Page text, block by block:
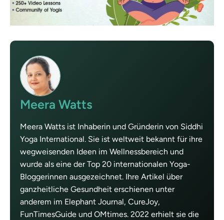
Meera Watts
Meera Watts ist Inhaberin und Gründerin von Siddhi
Yoga International. Sie ist weltweit bekannt für ihre
wegweisenden Ideen im Wellnessbereich und
wurde als eine der Top 20 internationalen Yoga-
Bloggerinnen ausgezeichnet. Ihre Artikel über
ganzheitliche Gesundheit erschienen unter
anderem im Elephant Journal, CureJoy,
FunTimesGuide und OMtimes. 2022 erhielt sie die